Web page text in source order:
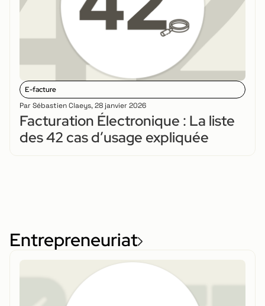
E-facture
Par Sébastien Claeys,28 janvier 2026
Facturation Électronique : La liste
des 42 cas d’usage expliquée
Entrepreneuriat